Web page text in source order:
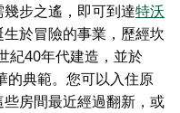
步之遙，即可到達特沃
於冒險的事業，歷經坎
紀40年代建造，並於
的典範。您可以入住原
房間最近經過翻新，或